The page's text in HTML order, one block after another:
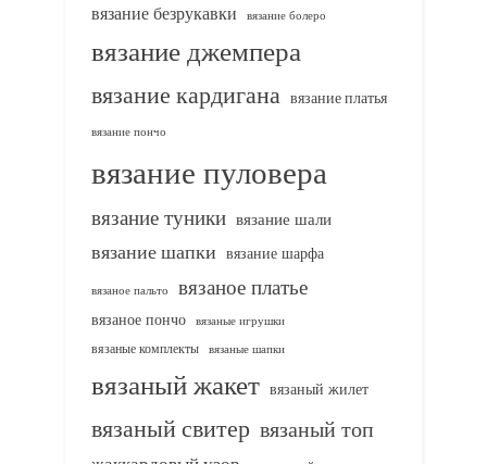
вязание безрукавки вязание болеро
вязание джемпера
вязание кардигана вязание платья
вязание пончо
вязание пуловера
вязание туники вязание шали
вязание шапки вязание шарфа
вязаное пальто вязаное платье
вязаное пончо вязаные игрушки
вязаные комплекты
вязаные шапки
вязаный жакет вязаный жилет
вязаный свитер вязаный топ